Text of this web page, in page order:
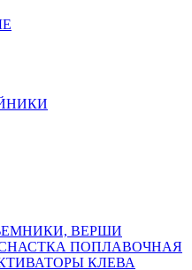
ВЕРШИ
ПОПЛАВОЧНАЯ
КЛЕВА